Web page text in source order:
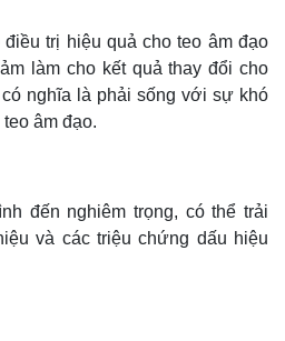
trị hiệu quả cho teo âm đạo
làm cho kết quả thay đổi cho
nghĩa là phải sống với sự khó
âm đạo.
đến nghiêm trọng, có thể trải
và các triệu chứng dấu hiệu